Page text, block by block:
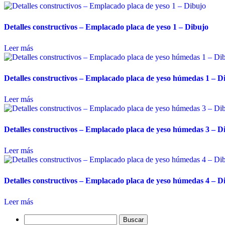
Detalles constructivos – Emplacado placa de yeso 1 – Dibujo
Leer más
Detalles constructivos – Emplacado placa de yeso húmedas 1 –
Leer más
Detalles constructivos – Emplacado placa de yeso húmedas 3 –
Leer más
Detalles constructivos – Emplacado placa de yeso húmedas 4 –
Leer más